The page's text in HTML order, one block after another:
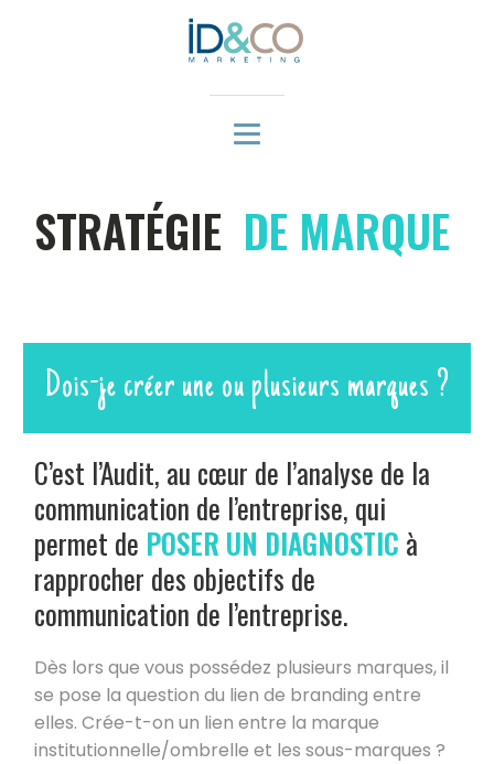
STRATÉGIE DE MARQUE
Dois-je créer une ou plusieurs marques ?
C’est l’Audit, au cœur de l’analyse de la
communication de l’entreprise, qui
permet de POSER UN DIAGNOSTIC à
rapprocher des objectifs de
communication de l’entreprise.
Dès lors que vous possédez plusieurs marques, il
se pose la question du lien de branding entre
elles. Crée-t-on un lien entre la marque
institutionnelle/ombrelle et les sous-marques ?